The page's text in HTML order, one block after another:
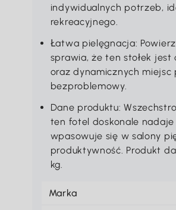
indywidualnych potrzeb,
rekreacyjnego.
Łatwa pielęgnacja:
sprawia, że ten stołek jest
oraz dynamicznych
bezproblemowy.
Dane produktu:
ten fotel doskonale
wpasowuje się w salony
produktywność. Produkt
kg.
Marka